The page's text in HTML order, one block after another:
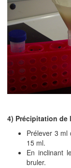
4) Précipitation de
Prélever 3
15 ml.
En inclinant
bruler.